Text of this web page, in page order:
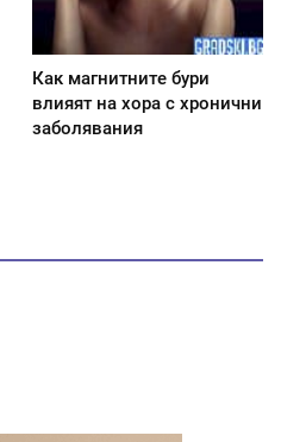
Как магнитните бури
влияят на хора с хронични
заболявания